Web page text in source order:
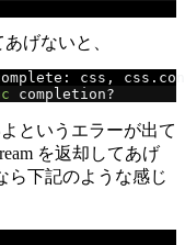
げないと、
: css , css .
completion?
というエラーが出て
を返却してあげ
ら下記のような感じ